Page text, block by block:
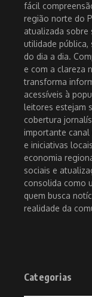
fácil
região norte do
atualizada sobre
utilidade pública,
do dia a dia.
e com a clareza
transforma
acessíveis à
leitores estejam
cobertura
importante canal
e iniciativas
economia
sociais e
consolida como
quem busca
realidade da
Categorias